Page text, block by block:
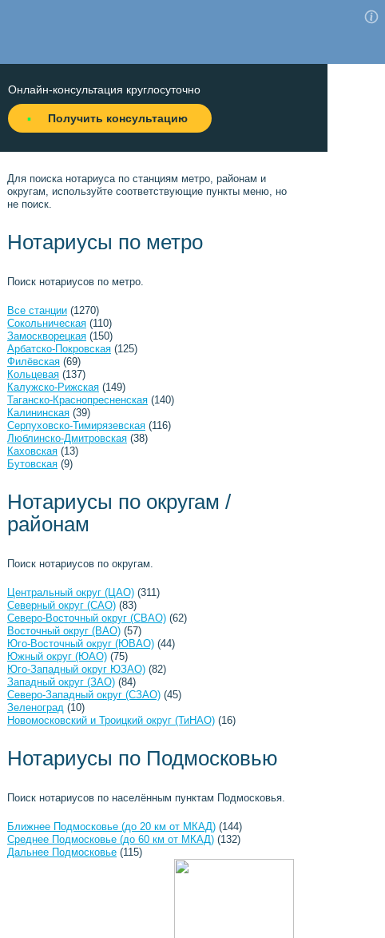
Онлайн-консультация круглосуточно
Получить консультацию
Для поиска нотариуса по станциям метро, районам и
округам, используйте соответствующие пункты меню, но
не поиск.
Нотариусы по метро
Поиск нотариусов по метро.
Все станции (1270)
Сокольническая (110)
Замоскворецкая (150)
Арбатско-Покровская (125)
Филёвская (69)
Кольцевая (137)
Калужско-Рижская (149)
Таганско-Краснопресненская (140)
Калининская (39)
Серпуховско-Тимирязевская (116)
Люблинско-Дмитровская (38)
Каховская (13)
Бутовская (9)
Нотариусы по округам /
районам
Поиск нотариусов по округам.
Центральный округ (ЦАО) (311)
Северный округ (САО) (83)
Северо-Восточный округ (СВАО) (62)
Восточный округ (ВАО) (57)
Юго-Восточный округ (ЮВАО) (44)
Южный округ (ЮАО) (75)
Юго-Западный округ ЮЗАО) (82)
Западный округ (ЗАО) (84)
Северо-Западный округ (СЗАО) (45)
Зеленоград (10)
Новомосковский и Троицкий округ (ТиНАО) (16)
Нотариусы по Подмосковью
Поиск нотариусов по населённым пунктам Подмосковья.
Ближнее Подмосковье (до 20 км от МКАД) (144)
Среднее Подмосковье (до 60 км от МКАД) (132)
Дальнее Подмосковье (115)